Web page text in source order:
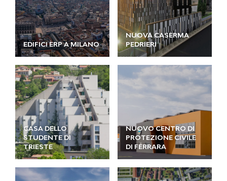
EDIFICI ERP A MILANO
NUOVA CASERMA
PEDRIERI
CASA DELLO
STUDENTE DI
TRIESTE
NUOVO CENTRO DI
PROTEZIONE CIVILE
DI FERRARA